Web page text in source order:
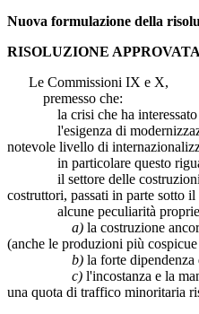
Nuova formulazione della
RISOLUZIONE
Le Commissioni IX e X,
premesso che:
la crisi che ha interessato il
l'esigenza di modernizzazione
notevole livello di
in particolare questo riguarda
il settore delle costruzioni
costruttori, passati in parte sotto
alcune peculiarità proprie
a) la costruzione
(anche le produzioni più
b) la forte dipendenza
c) l'incostanza e la
una quota di traffico minoritaria